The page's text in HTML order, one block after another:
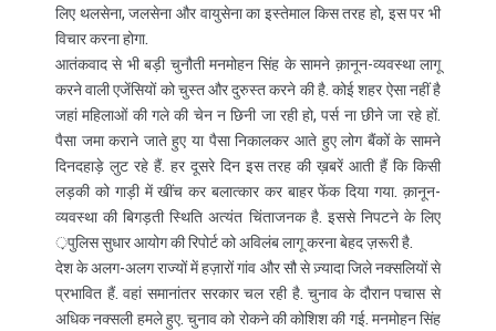
लिए थलसेना, जलसेना और वायुसेना का इस्तेमाल किस तरह हो, इस पर भी
विचार करना होगा.
आतंकवाद से भी बड़ी चुनौती मनमोहन सिंह के सामने क़ानून-व्यवस्था लागू
करने वाली एजेंसियों को चुस्त और दुरुस्त करने की है. कोई शहर ऐसा नहीं है
जहां महिलाओं की गले की चेन न छिनी जा रही हो, पर्स ना छीने जा रहे हों.
पैसा जमा कराने जाते हुए या पैसा निकालकर आते हुए लोग बैंकों के सामने
दिनदहाड़े लुट रहे हैं. हर दूसरे दिन इस तरह की ख़बरें आती हैं कि किसी
लड़की को गाड़ी में खींच कर बलात्कार कर बाहर फेंक दिया गया. क़ानून-
व्यवस्था की बिगड़ती स्थिति अत्यंत चिंताजनक है. इससे निपटने के लिए
़पुलिस सुधार आयोग की रिपोर्ट को अविलंब लागू करना बेहद ज़रूरी है.
देश के अलग-अलग राज्यों में हज़ारों गांव और सौ से ज़्यादा जिले नक्सलियों से
प्रभावित हैं. वहां समानांतर सरकार चल रही है. चुनाव के दौरान पचास से
अधिक नक्सली हमले हुए. चुनाव को रोकने की कोशिश की गई. मनमोहन सिंह